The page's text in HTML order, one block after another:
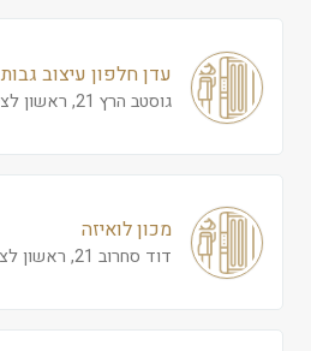
עדן חלפון עיצוב גבות
גוסטב הרץ 21, ראשון לציון
מכון לואיזה
דוד סחרוב 21, ראשון לציון